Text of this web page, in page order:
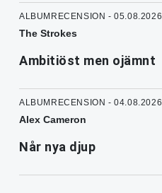
ALBUMRECENSION - 05.08.2026
The Strokes
Ambitiöst men ojämnt
ALBUMRECENSION - 04.08.2026
Alex Cameron
Når nya djup